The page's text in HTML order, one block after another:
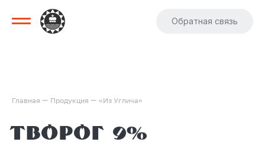
Обратная связь
Главная — Продукция — «Из Углича»
Творог 9%